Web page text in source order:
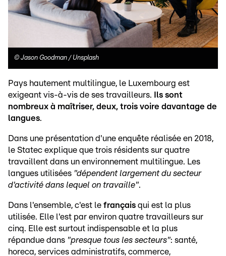
© Jason Goodman / Unsplash
Pays hautement multilingue, le Luxembourg est
exigeant vis-à-vis de ses travailleurs.
Ils sont
nombreux à maîtriser, deux, trois voire davantage de
langues.
Dans une présentation d'une enquête réalisée en 2018,
le Statec explique que trois résidents sur quatre
travaillent dans un environnement multilingue. Les
langues utilisées "dépendent largement du secteur
d'activité dans lequel on travaille".
Dans l'ensemble, c'est le français qui est la plus
utilisée. Elle l'est par environ quatre travailleurs sur
cinq. Elle est surtout indispensable et la plus
répandue dans "presque tous les secteurs": santé,
horeca, services administratifs, commerce,